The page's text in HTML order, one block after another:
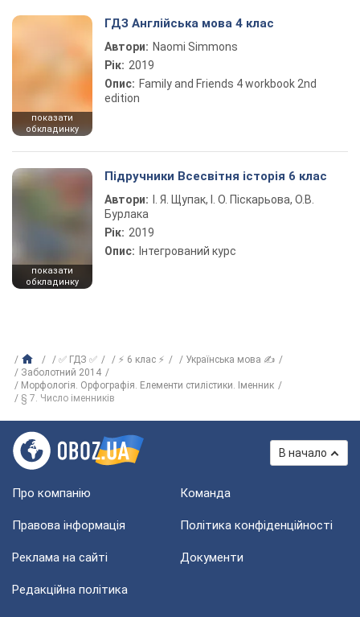
показати
обкладинку
ГДЗ Англійська мова 4 клас
Автори: Naomi Simmons
Рік: 2019
Опис: Family and Friends 4 workbook 2nd
edition
показати
обкладинку
Підручники Всесвітня історія 6 клас
Автори:
І. Я. Щупак, І. О. Піскарьова, О.В.
Бурлака
Рік: 2019
Опис: Інтегрований курс
✅ ГДЗ ✅ ⚡ 6 клас ⚡
Українська мова ✍
Заболотний 2014
Морфологія. Орфографія. Елементи стилістики. Іменник
§ 7. Число іменників
В начало
Про компанію Команда
Правова інформація Політика конфіденційності
Реклама на сайті Документи
Редакційна політика